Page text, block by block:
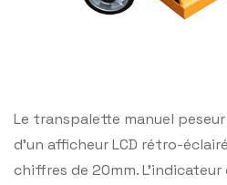
Le transpalette manuel
d’un afficheur LCD rétro-
chiffres de 20mm.